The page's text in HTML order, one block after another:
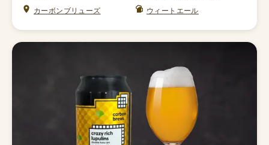
カーボンブリューズ
ウィートエール